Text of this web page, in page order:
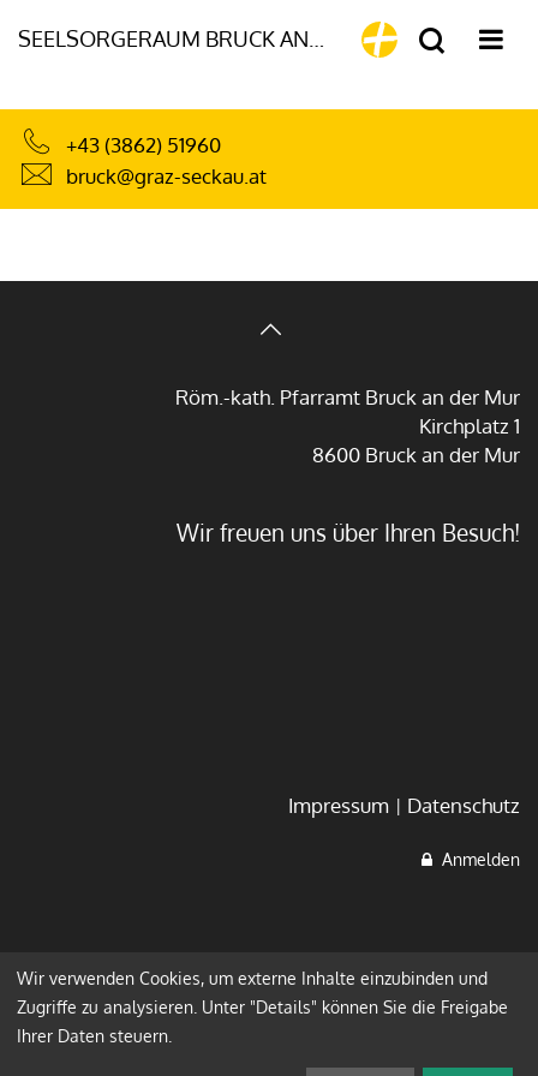
+43 (3862) 51960
bruck@graz-seckau.at
Röm.-kath. Pfarramt Bruck an der Mur
Kirchplatz 1
8600 Bruck an der Mur
Wir freuen uns über Ihren Besuch!
Impressum Datenschutz
Anmelden
Wir verwenden Cookies, um externe Inhalte einzubinden und
Zugriffe zu analysieren. Unter "Details" können Sie die Freigabe
Ihrer Daten steuern.